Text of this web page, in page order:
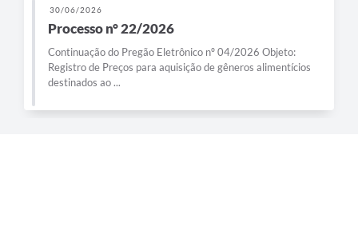
30/06/2026
Processo n° 22/2026
Continuação do Pregão Eletrônico nº 04/2026 Objeto:
Registro de Preços para aquisição de gêneros alimentícios
destinados ao ...